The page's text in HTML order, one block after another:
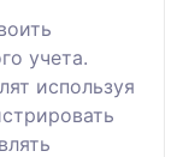
учета.
используя